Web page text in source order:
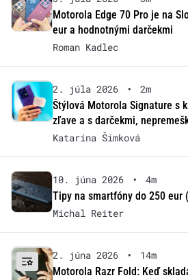
Motorola Edge 70 Pro je na
eur a hodnotnými darčekmi
Roman Kadlec
2. júla 2026 •
2m
Štýlová Motorola Signature s
zľave a s darčekmi,
Katarína Šimková
10. júna 2026 •
4m
Tipy na smartfóny do 250 eur
Michal Reiter
2. júna 2026 •
14m
Motorola Razr Fold: Keď